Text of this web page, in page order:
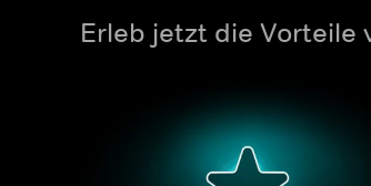
Erleb jetzt die Vorteile